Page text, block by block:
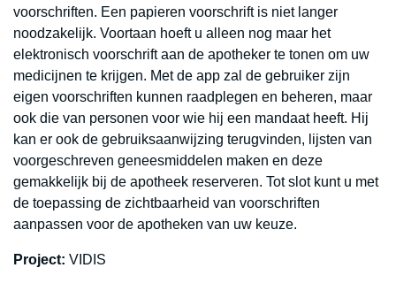
voorschriften. Een papieren voorschrift is niet langer
noodzakelijk. Voortaan hoeft u alleen nog maar het
elektronisch voorschrift aan de apotheker te tonen om uw
medicijnen te krijgen. Met de app zal de gebruiker zijn
eigen voorschriften kunnen raadplegen en beheren, maar
ook die van personen voor wie hij een mandaat heeft. Hij
kan er ook de gebruiksaanwijzing terugvinden, lijsten van
voorgeschreven geneesmiddelen maken en deze
gemakkelijk bij de apotheek reserveren. Tot slot kunt u met
de toepassing de zichtbaarheid van voorschriften
aanpassen voor de apotheken van uw keuze.
Project: VIDIS